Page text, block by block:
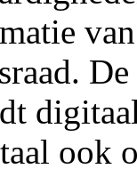
ook